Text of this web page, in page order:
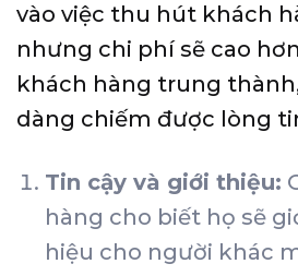
vào việc thu hút khách
nhưng chi phí sẽ cao
khách hàng trung
dàng chiếm được lòng
Tin cậy và giới thiệu:
hàng cho biết họ sẽ
hiệu cho người khác